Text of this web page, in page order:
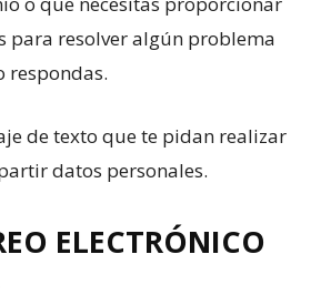
para resolver algún problema
respondas.
de texto que te pidan realizar
datos personales.
ELECTRÓNICO